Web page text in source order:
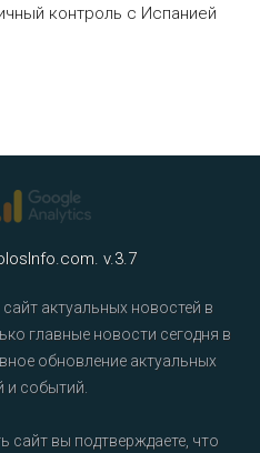
контроль с Испанией
v.3.7
актуальных новостей в
главные новости сегодня в
обновление актуальных
и событий.
сайт вы подтверждаете, что